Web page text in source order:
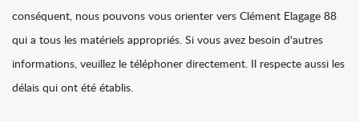
conséquent, nous pouvons vous orienter vers Clément Elagage 88
qui a tous les matériels appropriés. Si vous avez besoin d'autres
informations, veuillez le téléphoner directement. Il respecte aussi les
délais qui ont été établis.